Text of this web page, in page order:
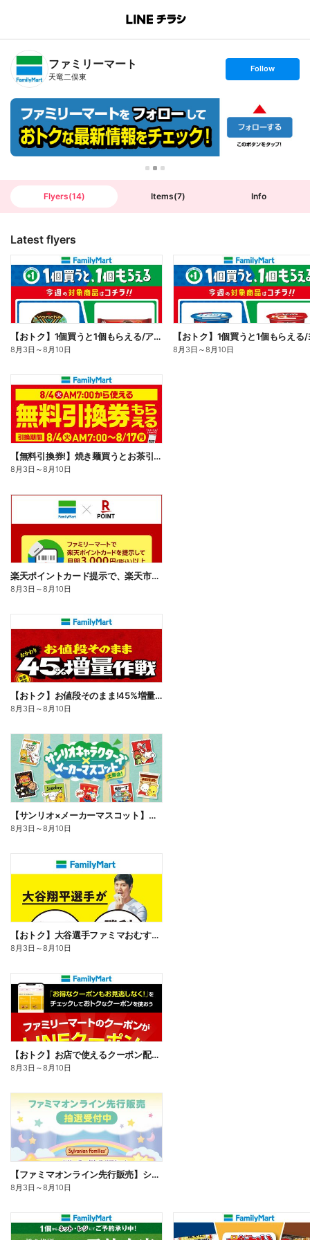
B
n
T
ファミリーマート
天竜二俣東
s
t
w
Follow
Flyers(14) Items(7) Info
Latest flyers
【おトク】1個買うと1個もらえる/アイス
8月3日 ～8月10日 8月3日 ～8月10日
【無料引換券!】焼き麺買うとお茶引換券貰える!
8月3日 ～8月10日
楽天ポイントカード提示で、楽天市場でのお買い物がおトクに!
8月3日 ～8月10日
【おトク】お値段そのまま!45%増量作戦!
8月3日 ～8月10日
【サンリオ×メーカーマスコット】オリジナルグッズ貰える!
8月3日 ～8月10日
【おトク】大谷選手ファミマおむすび割
8月3日 ～8月10日
【おトク】お店で使えるクーポン配信中
8月3日 ～8月10日
【ファミマオンライン先行販売】シルバニアファミリー
8月3日 ～8月10日